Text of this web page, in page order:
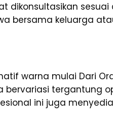
dikonsultasikan sesuai
bersama keluarga
warna mulai Dari
bervariasi tergantung
ini juga